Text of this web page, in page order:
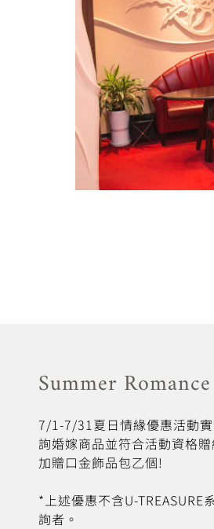
Summer Romance
7/1-7/31夏日情緣優惠活動
詢婚嫁商品並符合活動資格
加贈口金飾品包乙個!
*上述優惠不含U-
詢者。